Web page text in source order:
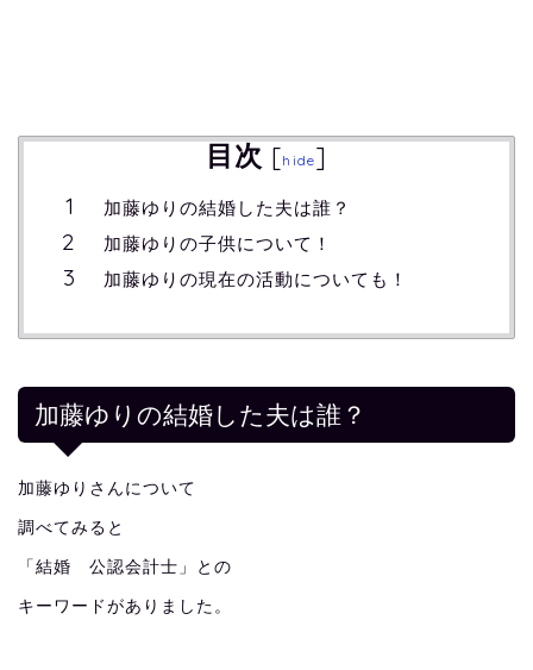
目次 [hide]
加藤ゆりの結婚した夫は誰？
加藤ゆりの子供について！
加藤ゆりの現在の活動についても！
加藤ゆりの結婚した夫は誰？
加藤ゆりさんについて
調べてみると
「結婚 公認会計士」との
キーワードがありました。